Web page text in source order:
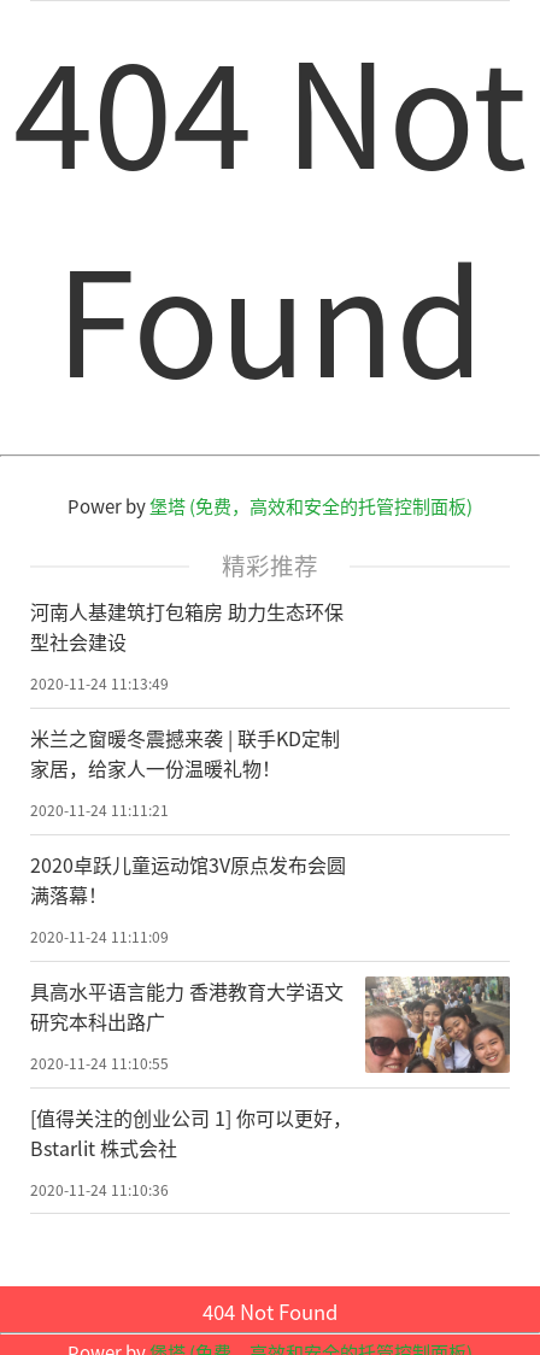
的持续细分,对智能保鲜冰箱提出了更高的要
求——冰箱不止是食物存储,更是要能从保
鲜、净味、健康的维度进行食材管理。
来为市场提供了众多优秀产品。其中包括行
业首创的19分钟急速净味冰箱、微晶一周鲜
智能保鲜冰箱等。美的冰箱在产品领先的经
营语境和全面数智化的核心战略之下,以其深
箱的发展步伐,为消费者开启智能保鲜冰箱的
未来之门。
产品技术的创新,是对消费者使用场景痛
点的解答,亦是对消费者个性化需求的主动回
应。美的冰箱微晶一周鲜科技,以其食材保鲜
技术力,实现肉类保鲜7天不冻原鲜,口感如初,
为智能保鲜冰箱开启更多可能;作为行业首创
的美的冰箱19分钟急速净味技术,则采用了军
用潜艇级净味技术,很好解决了食材串味、细
菌滋生等问题,为品质健康保驾护航;COLMO
冰箱以AI全食材智鲜科技,近年来推出的熔幔
的理性美学体验。美的冰箱在加速行业高质
量产品发展步伐的同时,也会将人们的生活水
准提升到全新的高度。
02.冰洗打通居家场景智启未来,全新需求
带来全新生活方式
消费主力群体的认知,决定了家电、生活
要求不再拘泥于单功能或单场景的需求,而是
对冰箱智能化、简单化、人性化的整合性需
404 Not
Found
Power by堡塔 (免费，高效和安全的托管控制面板)
精彩推荐
河南人基建筑打包箱房 助力生态环保
型社会建设
2020-11-24 11:13:49
米兰之窗暖冬震撼来袭 | 联手KD定制
家居，给家人一份温暖礼物！
2020-11-24 11:11:21
2020卓跃儿童运动馆3V原点发布会圆
满落幕！
2020-11-24 11:11:09
具高水平语言能力 香港教育大学语文
研究本科出路广
2020-11-24 11:10:55
[值得关注的创业公司 1] 你可以更好，
Bstarlit 株式会社
2020-11-24 11:10:36
404 Not Found